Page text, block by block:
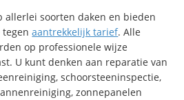
allerlei soorten daken en bieden
tegenaantrekkelijk tarief. Alle
op professionele wijze
U kunt denken aan reparatie van
schoorsteeninspectie,
zonnepanelen